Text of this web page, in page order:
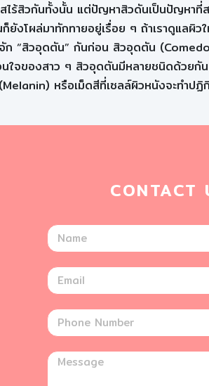
ไร้สิวกันทั้งนั้น แต่ปัญหาสิวดันเป็นปัญหา
โผล่มาทักทายอยู่เรื่อย ๆ ถ้าเราดูแลผิ
“สิวอุดตัน” กันก่อน สิวอุดตัน
นใจของสาว ๆ สิวอุดตันมีหลายชนิดด้ว
หรือเม็ดสีที่เซลล์ผิวหนังจะทำป
CONTACT